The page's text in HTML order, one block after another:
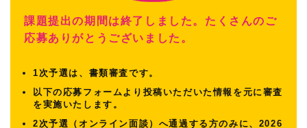
課題提出の期間は終了しました。たくさんのご
応募ありがとうございました。
1次予選は、書類審査です。
以下の応募フォームより投稿いただいた情報を元に審査
を実施いたします。
2次予選（オンライン面談）へ通過する方のみに、2026